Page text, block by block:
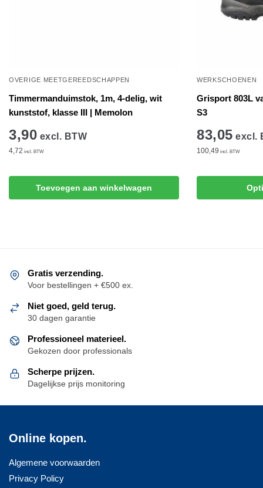
OVERIGE MEETGEREEDSCHAPPEN
Timmermanduimstok, 1m, 4-delig, wit
kunststof, klasse III | Memolon
3,90 excl. BTW
4,72 incl. BTW
Toevoegen aan winkelwagen
WERKSCHOENEN
Grisport 803L
S3
83,05 excl.
100,49 incl. BTW
product
Gratis verzending.
Voor bestellingen + €500 ex.
Niet goed, geld terug.
30 dagen garantie
Professioneel materieel.
Gekozen door professionals
Scherpe prijzen.
Dagelijkse prijs monitoring
Online kopen.
Algemene voorwaarden
Privacy Policy